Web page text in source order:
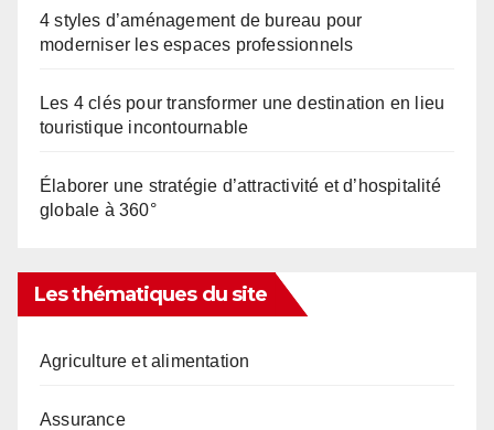
4 styles d’aménagement de bureau pour
moderniser les espaces professionnels
Les 4 clés pour transformer une destination en lieu
touristique incontournable
Élaborer une stratégie d’attractivité et d’hospitalité
globale à 360°
Les thématiques du site
Agriculture et alimentation
Assurance